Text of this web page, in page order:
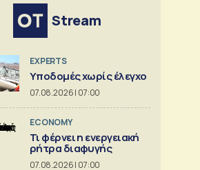
Stream
EXPERTS
Υποδομές χωρίς έλεγχο
07.08.2026 | 07:00
ECONOMY
Τι φέρνει η ενεργειακή
ρήτρα διαφυγής
07.08.2026 | 07:00